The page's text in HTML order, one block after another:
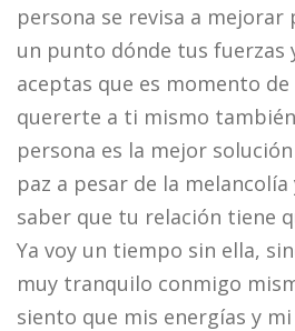
persona se revisa a mejorar
un punto dónde tus fuerzas
aceptas que es momento
quererte a ti mismo
persona es la mejor
paz a pesar de la
saber que tu relación tiene
Ya voy un tiempo sin ella,
muy tranquilo conmigo
siento que mis energías y mi